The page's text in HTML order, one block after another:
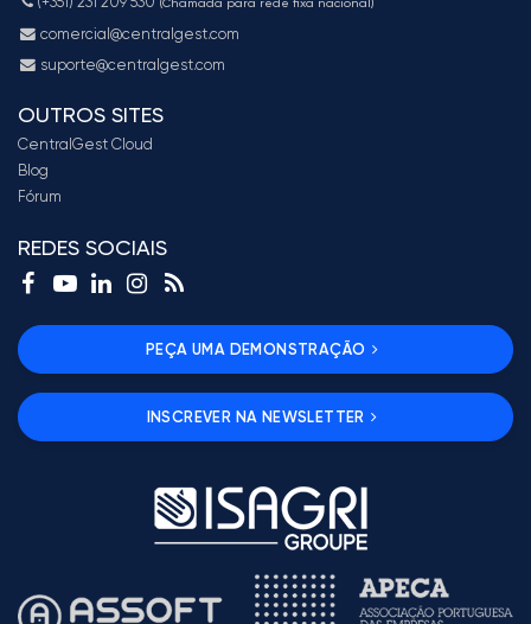
comercial@centralgest.com
suporte@centralgest.com
OUTROS SITES
CentralGest Cloud
Blog
Fórum
REDES SOCIAIS
PEÇA UMA DEMONSTRAÇÃO
INSCREVER NA NEWSLETTER